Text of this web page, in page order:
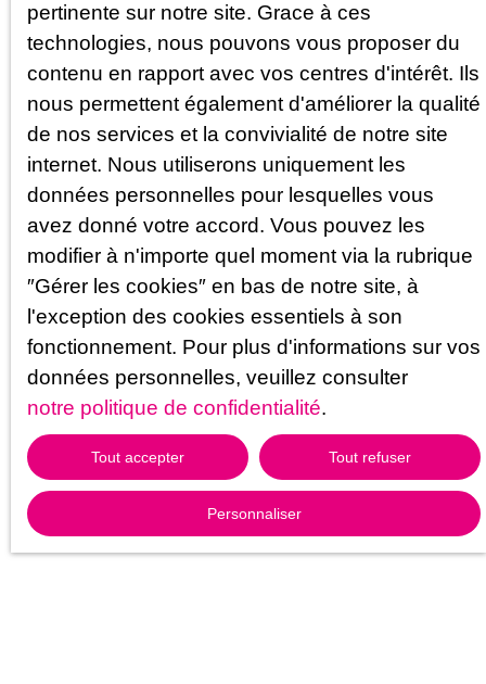
pertinente sur notre site. Grace à ces
technologies, nous pouvons vous proposer du
contenu en rapport avec vos centres d'intérêt. Ils
nous permettent également d'améliorer la qualité
de nos services et la convivialité de notre site
internet. Nous utiliserons uniquement les
données personnelles pour lesquelles vous
avez donné votre accord. Vous pouvez les
modifier à n'importe quel moment via la rubrique
″Gérer les cookies″ en bas de notre site, à
l'exception des cookies essentiels à son
fonctionnement. Pour plus d'informations sur vos
données personnelles, veuillez consulter
notre politique de confidentialité.
Tout accepter Tout refuser
Personnaliser